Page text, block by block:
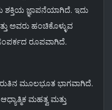
ಜ್ಞಾಪನೆಯಾಗಿದೆ. ಇದು
ಅವರು ಹಂಚಿಕೊಳ್ಳುವ
ರೂಪವಾಗಿದೆ.
ಮೂಲಭೂತ ಭಾಗವಾಗಿದೆ.
ಮಹತ್ವ ಮತ್ತು